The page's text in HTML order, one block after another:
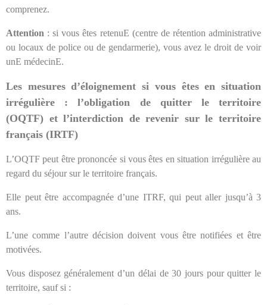
comprenez.
Attention : si vous êtes retenuE (centre de rétention administrative
ou locaux de police ou de gendarmerie), vous avez le droit de voir
unE médecinE.
Les mesures d’éloignement si vous êtes en situation
irrégulière : l’obligation de quitter le territoire
(OQTF) et l’interdiction de revenir sur le territoire
français (IRTF)
L’OQTF peut être prononcée si vous êtes en situation irrégulière au
regard du séjour sur le territoire français.
Elle peut être accompagnée d’une ITRF, qui peut aller jusqu’à 3
ans.
L’une comme l’autre décision doivent vous être notifiées et être
motivées.
Vous disposez généralement d’un délai de 30 jours pour quitter le
territoire, sauf si :